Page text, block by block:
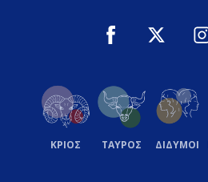
ΚΡΙΟΣ ΤΑΥΡΟΣ ΔΙΔΥΜΟΙ